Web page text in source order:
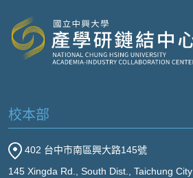
校本部
402 台中市南區興大路145號
145 Xingda Rd., South Dist., Taichung